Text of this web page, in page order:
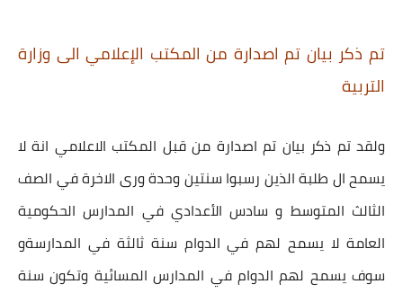
تم ذكر بيان تم اصدارة من المكتب الإعلامي الى وزارة
التربية
ولقد تم ذكر بيان تم اصدارة من قبل المكتب الاعلامي انة لا
يسمح ال طلبة الذين رسبوا سنتين وحدة ورى الاخرة في الصف
الثالث المتوسط و سادس الأعدادي في المدارس الحكومية
العامة لا يسمح لهم في الدوام سنة ثالثة في المدارسةو
سوف يسمح لهم الدوام في المدارس المسائية وتكون سنة